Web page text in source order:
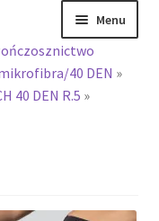
Menu
40 DEN »
40 DEN R.5 »